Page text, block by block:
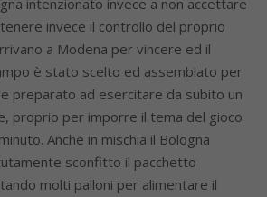
intenzionato invece a non accettare
invece il controllo del proprio
a Modena per vincere ed il
è stato scelto ed assemblato per
preparato ad esercitare da subito un
proprio per imporre il tema del gioco
Anche in mischia il Bologna
sconfitto il pacchetto
molti palloni per alimentare il